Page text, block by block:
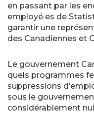
en passant par les
employé·es de
garantir une
des Canadiennes et
Le gouvernement
quels programmes
suppressions
sous le
considérablement